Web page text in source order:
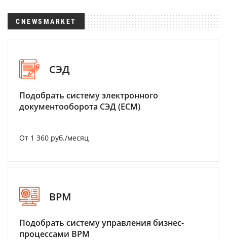
CNEWSMARKET
СЭД
Подобрать систему электронного
документооборота СЭД (ECM)
От 1 360 руб./месяц
BPM
Подобрать систему управления бизнес-
процессами BPM